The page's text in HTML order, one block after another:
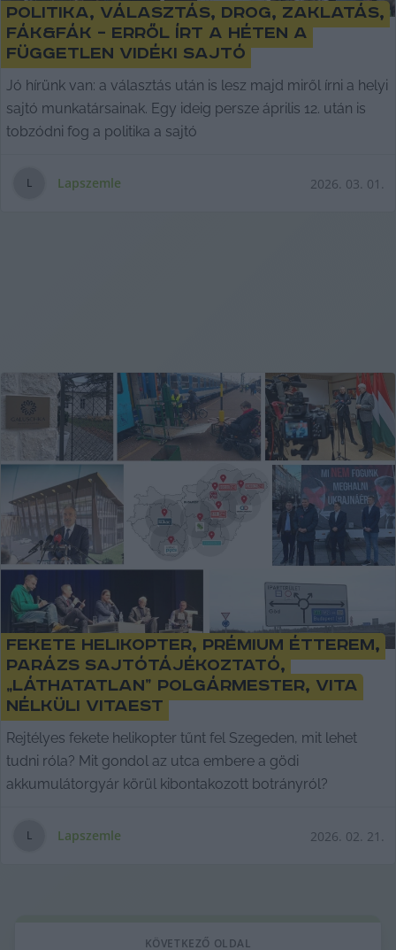
Politika, választás, drog, zaklatás,
fák&fák – erről írt a héten a
független vidéki sajtó
Jó hírünk van: a választás után is lesz majd miről írni a helyi
sajtó munkatársainak. Egy ideig persze április 12. után is
tobzódni fog a politika a sajtó
L Lapszemle 2026. 03. 01.
Fekete helikopter, prémium étterem,
parázs sajtótájékoztató,
„láthatatlan” polgármester, vita
nélküli vitaest
Rejtélyes fekete helikopter tűnt fel Szegeden, mit lehet
tudni róla? Mit gondol az utca embere a gödi
akkumulátorgyár körül kibontakozott botrányról?
L Lapszemle 2026. 02. 21.
KÖVETKEZŐ OLDAL